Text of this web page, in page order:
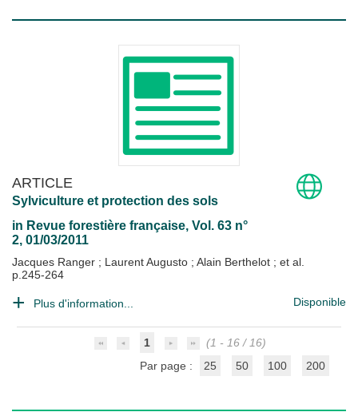
ARTICLE
Sylviculture et protection des sols
in Revue forestière française, Vol. 63 n°
2, 01/03/2011
Jacques Ranger ; Laurent Augusto ; Alain Berthelot ; et al.
p.245-264
Plus d'information... Disponible
1
(1 - 16 / 16)
Par page :
25 50 100 200